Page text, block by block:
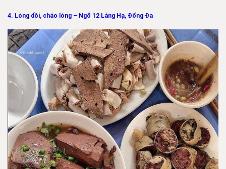
4. Lòng dồi, cháo lòng – Ngõ 12 Láng Hạ, Đống Đa